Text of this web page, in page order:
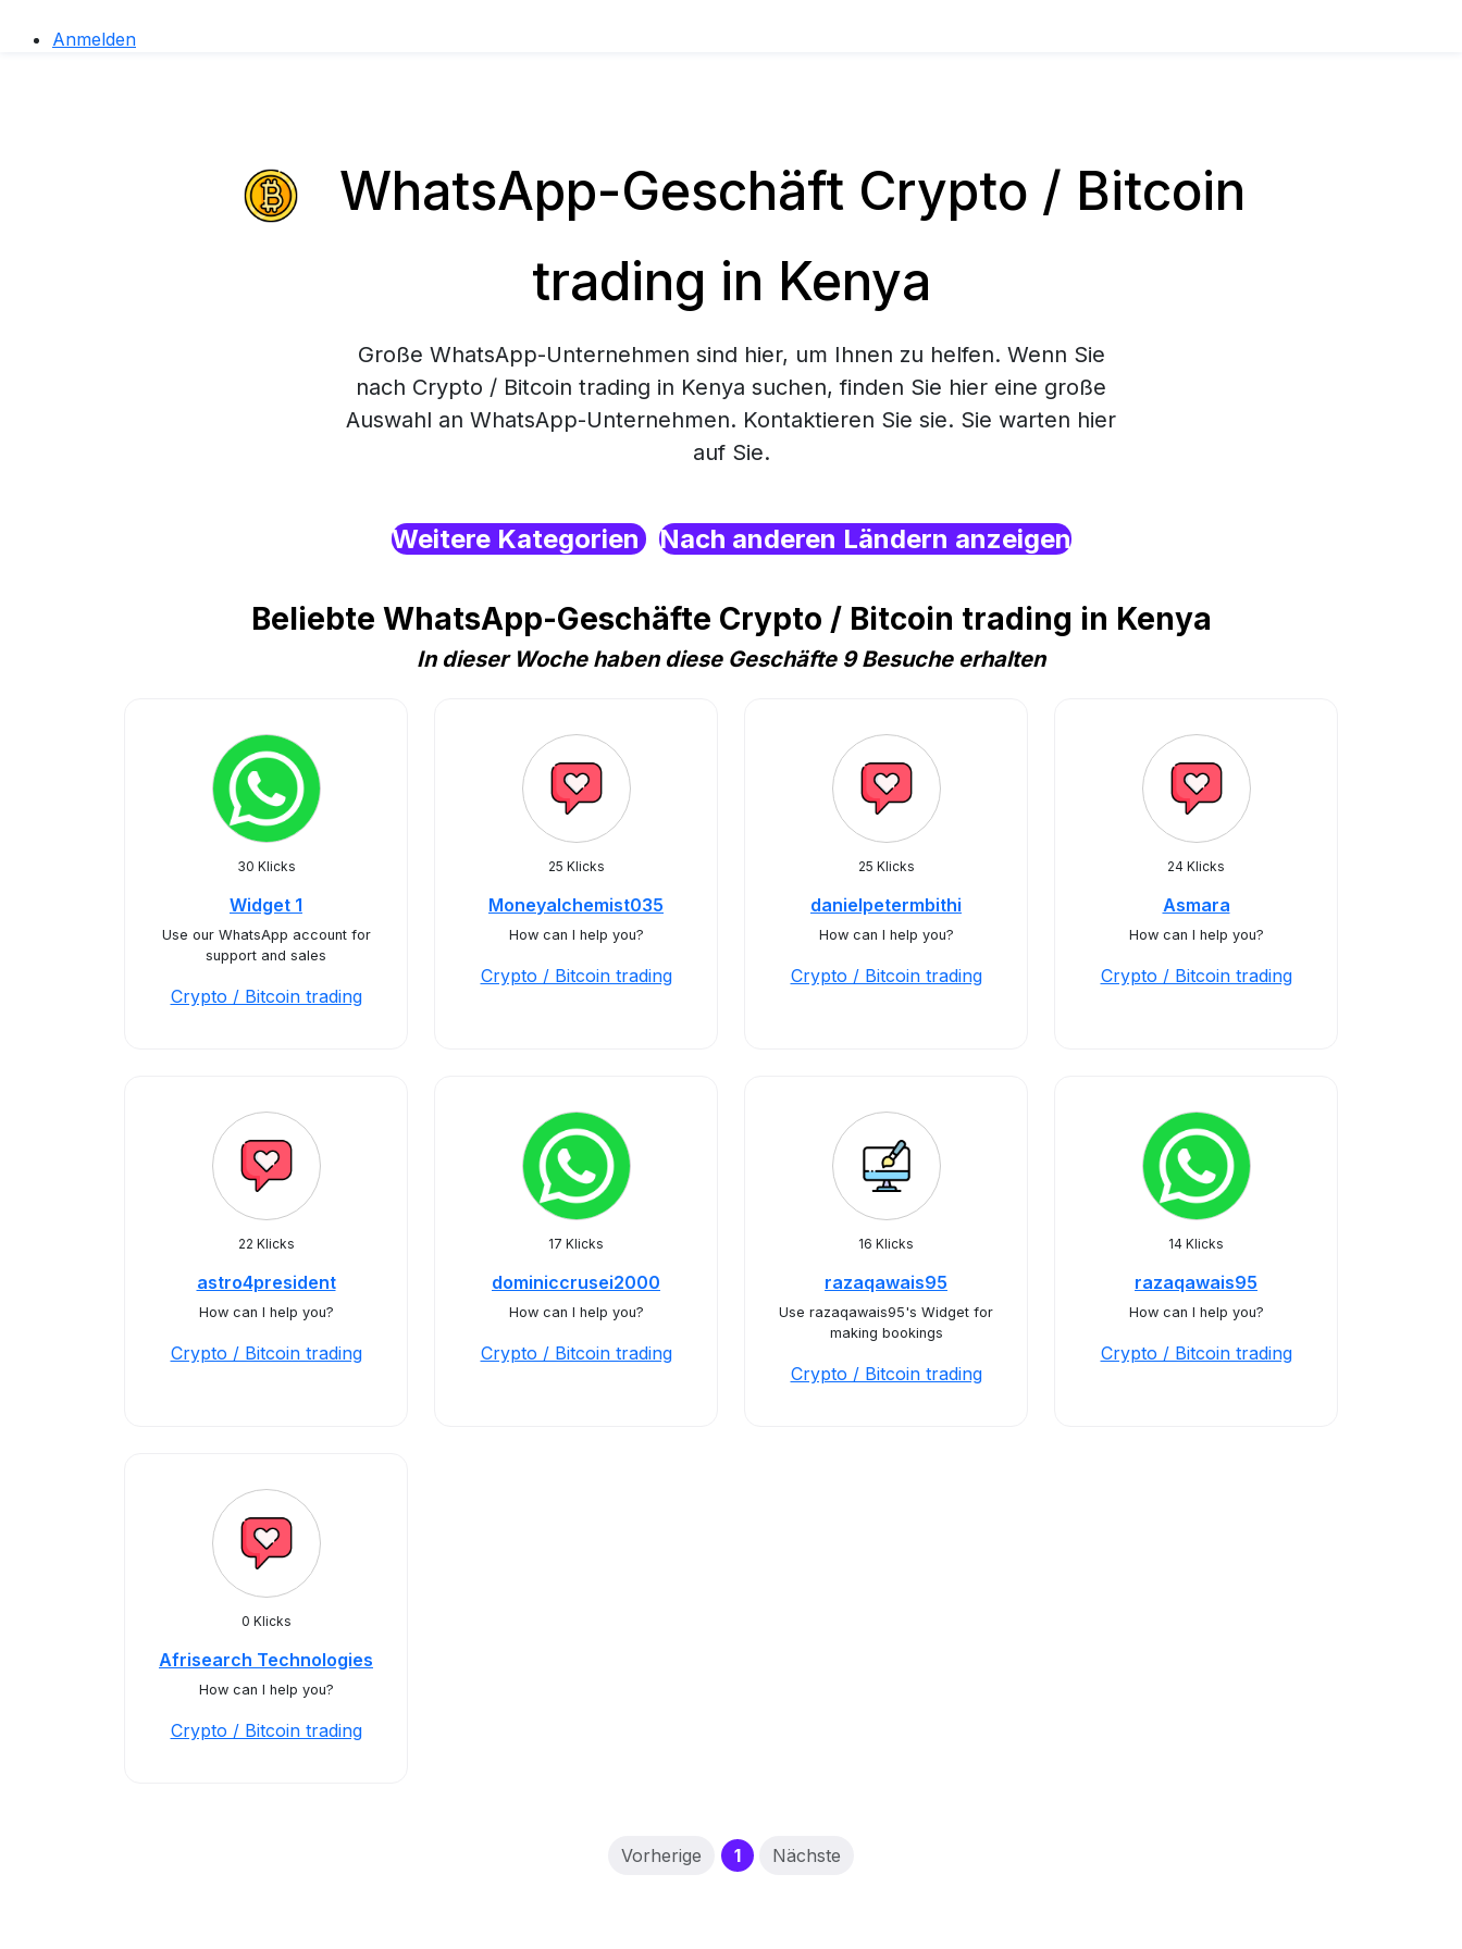
Anmelden
WhatsApp-Geschäft Crypto / Bitcoin
trading in Kenya
Große WhatsApp-Unternehmen sind hier, um Ihnen zu helfen. Wenn Sie
nach Crypto / Bitcoin trading in Kenya suchen, finden Sie hier eine große
Auswahl an WhatsApp-Unternehmen. Kontaktieren Sie sie. Sie warten hier
auf Sie.
Weitere Kategorien Nach anderen Ländern anzeigen
Beliebte WhatsApp-Geschäfte Crypto / Bitcoin trading in Kenya
In dieser Woche haben diese Geschäfte 9 Besuche erhalten
30 Klicks
Widget 1
Use our WhatsApp account for
support and sales
Crypto / Bitcoin trading
25 Klicks
Moneyalchemist035
How can I help you?
Crypto / Bitcoin trading
25 Klicks
danielpetermbithi
How can I help you?
Crypto / Bitcoin trading
24 Klicks
Asmara
How can I help you?
Crypto / Bitcoin trading
22 Klicks
astro4president
How can I help you?
Crypto / Bitcoin trading
17 Klicks
dominiccrusei2000
How can I help you?
Crypto / Bitcoin trading
16 Klicks
razaqawais95
Use razaqawais95's Widget for
making bookings
Crypto / Bitcoin trading
14 Klicks
razaqawais95
How can I help you?
Crypto / Bitcoin trading
0 Klicks
Afrisearch Technologies
How can I help you?
Crypto / Bitcoin trading
Vorherige 1(current)
Nächste